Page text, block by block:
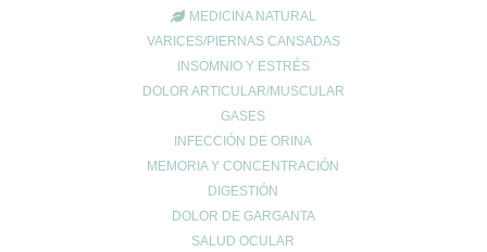
MEDICINA NATURAL
VARICES/PIERNAS CANSADAS
INSOMNIO Y ESTRÉS
DOLOR ARTICULAR/MUSCULAR
GASES
INFECCIÓN DE ORINA
MEMORIA Y CONCENTRACIÓN
DIGESTIÓN
DOLOR DE GARGANTA
SALUD OCULAR
Cuidado respiratorio